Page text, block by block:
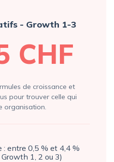
- Growth 1-3
CHF
de croissance et
pour trouver celle qui
organisation.
entre 0,5 % et 4,4 %
Growth 1, 2 ou 3)